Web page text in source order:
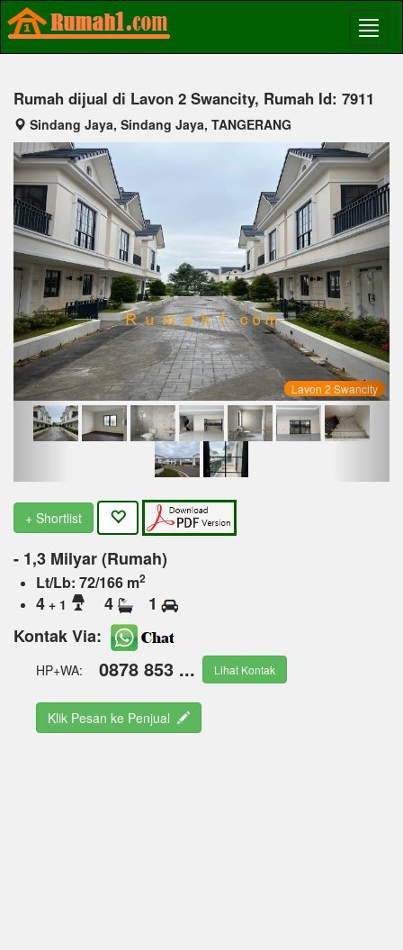
Rumah dijual di Lavon 2 Swancity, Rumah Id: 7911
Sindang Jaya, Sindang Jaya, TANGERANG
Lavon 2 Swancity
Previous Next
+ Shortlist
- 1,3 Milyar (Rumah)
Lt/Lb: 72/166 m2
4 + 1 4
1
Kontak Via:
HP+WA: 0878 853 ... Lihat Kontak
Klik Pesan ke Penjual